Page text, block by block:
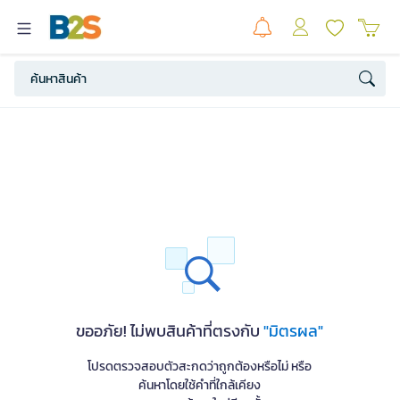
ขออภัย! ไม่พบสินค้าที่ตรงกับ"มิตรผล"
โปรดตรวจสอบตัวสะกดว่าถูกต้องหรือไม่ หรือ
ค้นหาโดยใช้คำที่ใกล้เคียง